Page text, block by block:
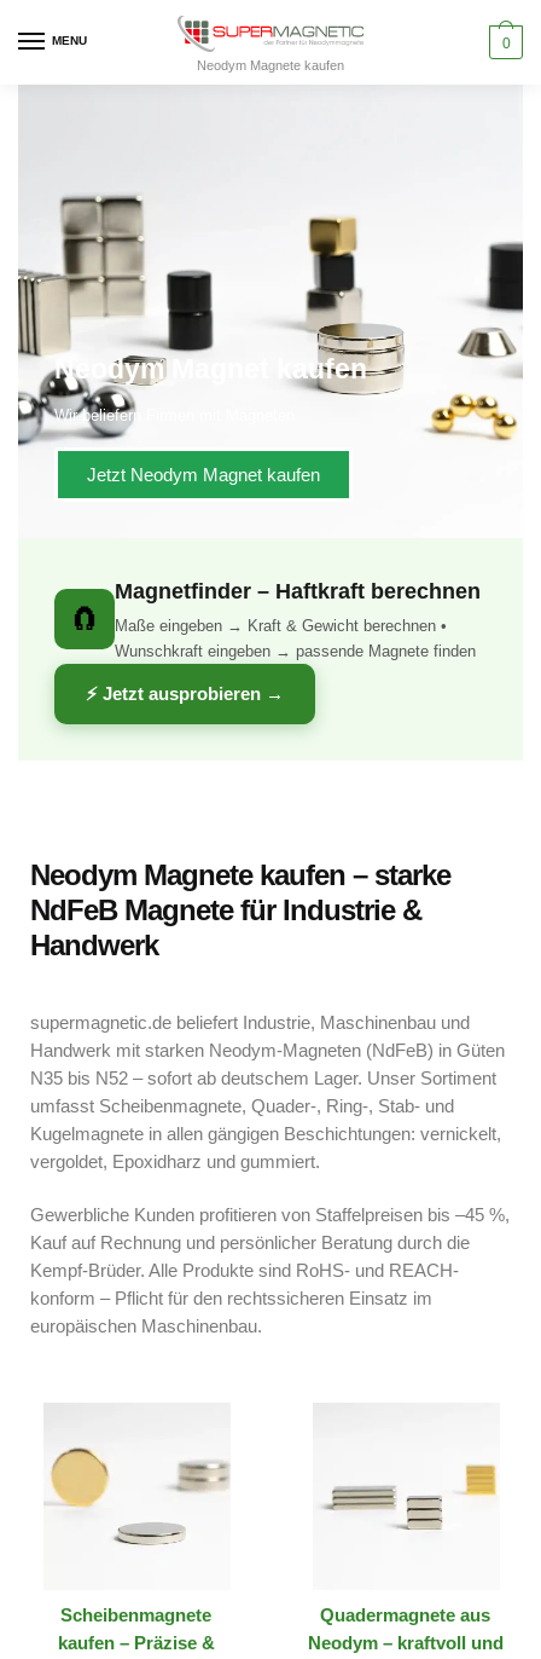
MENU
Neodym Magnete kaufen
0
Neodym Magnet kaufen
Wir beliefern Firmen mit Magneten
Jetzt Neodym Magnet kaufen
🧲
Magnetfinder – Haftkraft berechnen
Maße eingeben → Kraft & Gewicht berechnen •
Wunschkraft eingeben → passende Magnete finden
⚡ Jetzt ausprobieren →
Neodym Magnete kaufen – starke
NdFeB Magnete für Industrie &
Handwerk
supermagnetic.de beliefert Industrie, Maschinenbau und
Handwerk mit starken Neodym-Magneten (NdFeB) in Güten
N35 bis N52 – sofort ab deutschem Lager. Unser Sortiment
umfasst Scheibenmagnete, Quader-, Ring-, Stab- und
Kugelmagnete in allen gängigen Beschichtungen: vernickelt,
vergoldet, Epoxidharz und gummiert.
Gewerbliche Kunden profitieren von Staffelpreisen bis –45 %,
Kauf auf Rechnung und persönlicher Beratung durch die
Kempf-Brüder. Alle Produkte sind RoHS- und REACH-
konform – Pflicht für den rechtssicheren Einsatz im
europäischen Maschinenbau.
Scheibenmagnete
kaufen – Präzise &
Quadermagnete aus
Neodym – kraftvoll und